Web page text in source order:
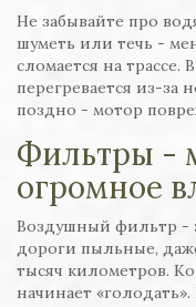
Не забывайте про
шуметь или течь -
сломается на трассе.
перегревается из-за
поздно - мотор
Фильтры -
огромное
Воздушный фильтр -
дороги пыльные,
тысяч километров.
начинает